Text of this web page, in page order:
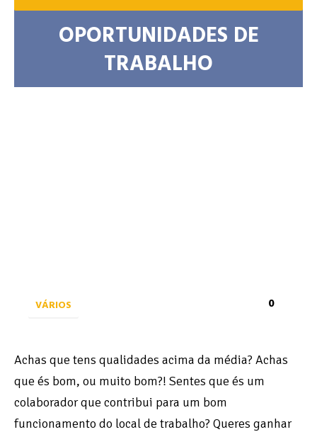
OPORTUNIDADES DE
TRABALHO
VÁRIOS 0
Achas que tens qualidades acima da média? Achas
que és bom, ou muito bom?! Sentes que és um
colaborador que contribui para um bom
funcionamento do local de trabalho? Queres ganhar